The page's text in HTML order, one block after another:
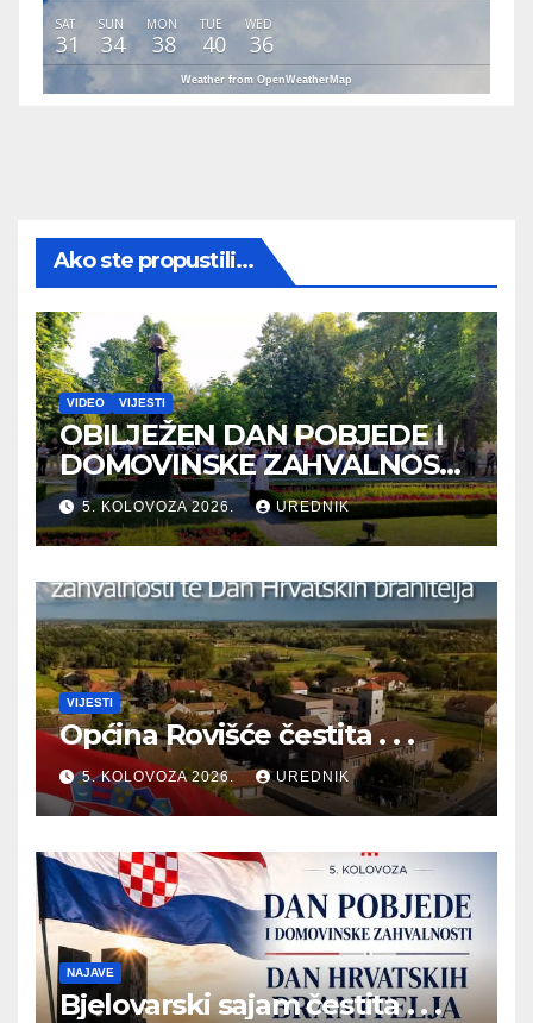
SAT
31
SUN
34
MON
38
TUE
40
WED
36
Weather from OpenWeatherMap
Ako ste propustili...
VIDEO VIJESTI
OBILJEŽEN DAN POBJEDE I
DOMOVINSKE ZAHVALNOSTI
TE DAN HRVATSKIH
BRANITELJA
5. KOLOVOZA 2026. UREDNIK
VIJESTI
Općina Rovišće čestita . . .
5. KOLOVOZA 2026. UREDNIK
NAJAVE
Bjelovarski sajam čestita . . .